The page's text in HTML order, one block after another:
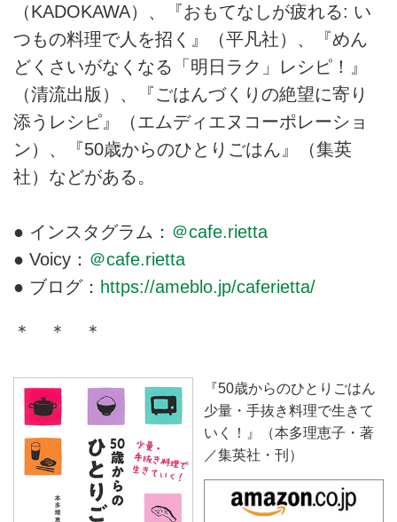
（KADOKAWA）、『おもてなしが疲れる: い
つもの料理で人を招く』（平凡社）、『めん
どくさいがなくなる「明日ラク」レシピ！』
（清流出版）、『ごはんづくりの絶望に寄り
添うレシピ』（エムディエヌコーポレーショ
ン）、『50歳からのひとりごはん』（集英
社）などがある。
● インスタグラム： ＠cafe.rietta
● Voicy： ＠cafe.rietta
● ブログ： https://ameblo.jp/caferietta/
＊ ＊ ＊
『50歳からのひとりごはん
少量・手抜き料理で生きて
いく！』（本多理恵子・著
／集英社・刊）